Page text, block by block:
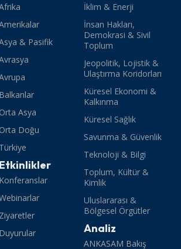
& Pasifik
Balkanlar
Orta Asya
Orta Doğu
Türkiye
Etkinlikler
Konferanslar
Ziyaretler
Duyurular
İklim & Enerji
İnsan Hakları,
Demokrasi & Sivil
Toplum
Jeopolitik, Lojistik &
Ulaştırma Koridorları
Küresel Ekonomi &
Kalkınma
Küresel Sağlık
Savunma & Güvenlik
Teknoloji & Bilgi
Toplum, Kültür &
Kimlik
Uluslararası &
Bölgesel Örgütler
Analiz
ANKASAM Bakış